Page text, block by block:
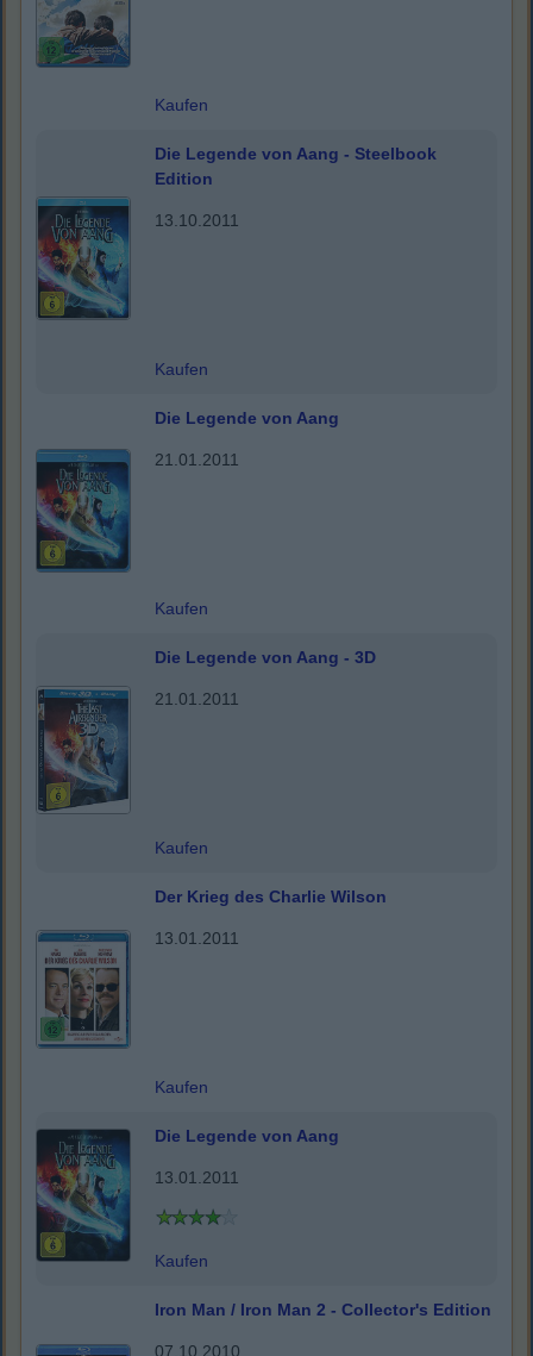
Kaufen
Die Legende von Aang - Steelbook
Edition
13.10.2011
Kaufen
Die Legende von Aang
21.01.2011
Kaufen
Die Legende von Aang - 3D
21.01.2011
Kaufen
Der Krieg des Charlie Wilson
13.01.2011
Kaufen
Die Legende von Aang
13.01.2011
Kaufen
Iron Man / Iron Man 2 - Collector's Edition
07.10.2010